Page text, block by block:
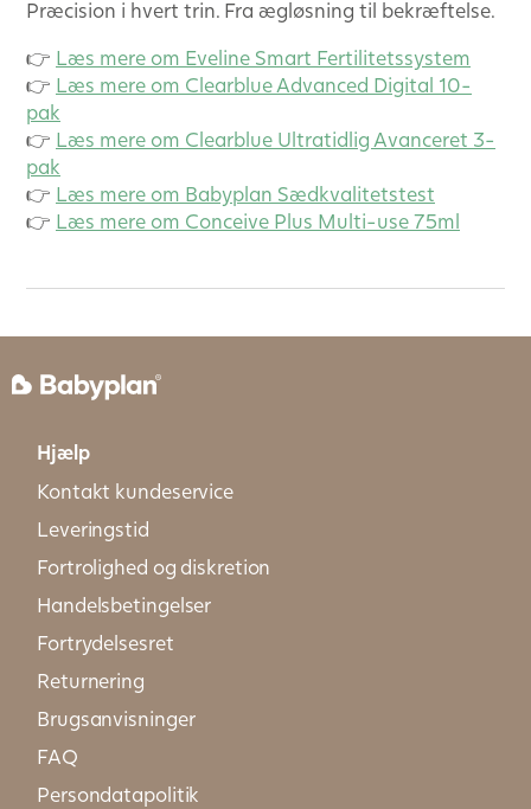
Præcision i hvert trin. Fra ægløsning til bekræftelse.
👉 Læs mere om Eveline Smart Fertilitetssystem
👉 Læs mere om Clearblue Advanced Digital 10-
pak
👉 Læs mere om Clearblue Ultratidlig Avanceret 3-
pak
👉 Læs mere om Babyplan Sædkvalitetstest
👉 Læs mere om Conceive Plus Multi-use 75ml
Hjælp
Kontakt kundeservice
Leveringstid
Fortrolighed og diskretion
Handelsbetingelser
Fortrydelsesret
Returnering
Brugsanvisninger
FAQ
Persondatapolitik